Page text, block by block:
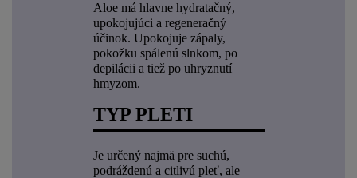
Aloe má hlavne hydratačný,
upokojujúci a regeneračný
účinok. Upokojuje zápaly,
pokožku spálenú slnkom, po
depilácii a tiež po uhryznutí
hmyzom.
TYP PLETI
Je určený najmä pre suchú,
podráždenú a citlivú pleť, ale